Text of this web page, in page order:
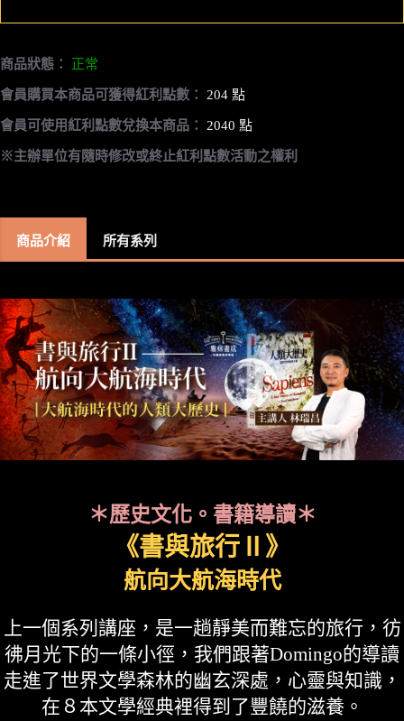
商品狀態： 正常
會員購買本商品可獲得紅利點數： 204 點
會員可使用紅利點數兌換本商品： 2040 點
※主辦單位有隨時修改或終止紅利點數活動之權利
商品介紹 所有系列
＊歷史文化。書籍導讀＊
《書與旅行Ⅱ》
航向大航海時代
上一個系列講座，是一趟靜美而難忘的旅行，彷
彿月光下的一條小徑，我們跟著Domingo的導讀
走進了世界文學森林的幽玄深處，心靈與知識，
在８本文學經典裡得到了豐饒的滋養。